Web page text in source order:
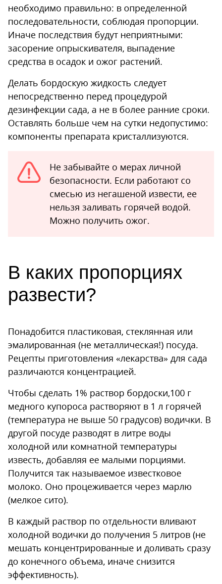
необходимо правильно: в определенной
последовательности, соблюдая пропорции.
Иначе последствия будут неприятными:
засорение опрыскивателя, выпадение
средства в осадок и ожог растений.
Делать бордоскую жидкость следует
непосредственно перед процедурой
дезинфекции сада, а не в более ранние сроки.
Оставлять больше чем на сутки недопустимо:
компоненты препарата кристаллизуются.
Не забывайте о мерах личной
безопасности. Если работают со
смесью из негашеной извести, ее
нельзя заливать горячей водой.
Можно получить ожог.
В каких пропорциях
развести?
Понадобится пластиковая, стеклянная или
эмалированная (не металлическая!) посуда.
Рецепты приготовления «лекарства» для сада
различаются концентрацией.
Чтобы сделать 1% раствор бордоски,100 г
медного купороса растворяют в 1 л горячей
(температура не выше 50 градусов) водички. В
другой посуде разводят в литре воды
холодной или комнатной температуры
известь, добавляя ее малыми порциями.
Получится так называемое известковое
молоко. Оно процеживается через марлю
(мелкое сито).
В каждый раствор по отдельности вливают
холодной водички до получения 5 литров (не
мешать концентрированные и доливать сразу
до конечного объема, иначе снизится
эффективность).